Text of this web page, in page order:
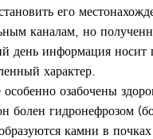
его
каналам, но
день информация носит
характер.
озабочены
болен гидронефрозом
камни в